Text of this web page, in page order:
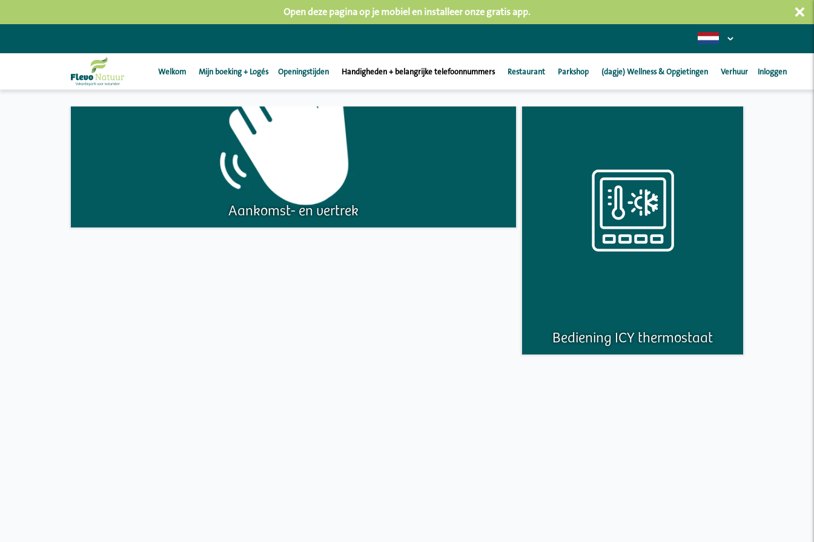
Open deze pagina op je mobiel en installeer onze gratis app. ×
Welkom Mijn boeking + Logés Openingstijden Handigheden + belangrijke telefoonnummers Restaurant Parkshop (dagje) Wellness & Opgietingen Verhuur Inloggen
Aankomst- en vertrek
Bediening ICY thermostaat